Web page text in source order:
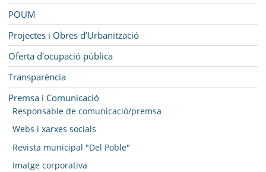
POUM
Projectes i Obres d’Urbanització
Oferta d'ocupació pública
Transparència
Premsa i Comunicació
Responsable de comunicació/premsa
Webs i xarxes socials
Revista municipal "Del Poble"
Imatge corporativa